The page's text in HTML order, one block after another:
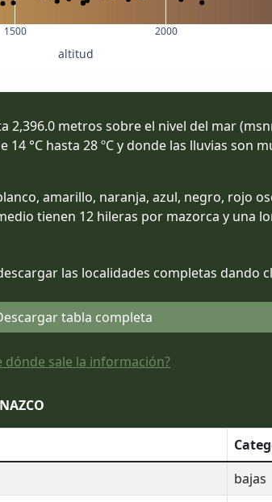
1500 2000
altitud
2,396.0 metros sobre el nivel del mar
°C hasta 28 ºC y donde las lluvias son
amarillo, naranja, azul, negro, rojo
tienen 12 hileras por mazorca y una
las localidades completas dando
tabla completa
dónde sale la información?
bajas